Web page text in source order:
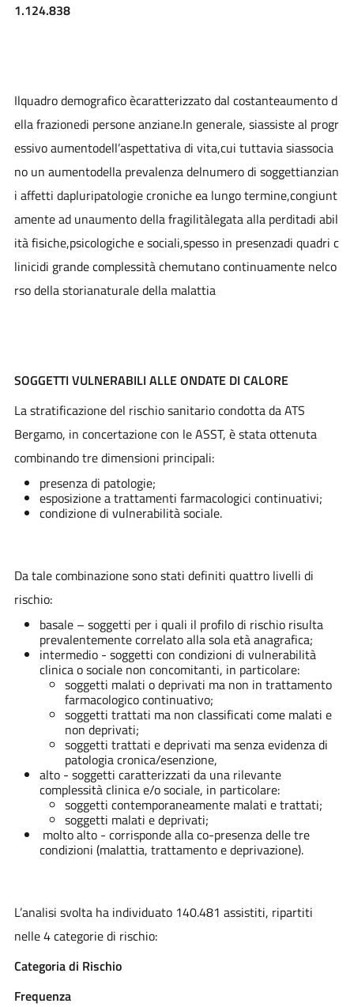
1.124.838
Ilquadro demografico ècaratterizzato dal costanteaumento d
ella frazionedi persone anziane.In generale, siassiste al progr
essivo aumentodell’aspettativa di vita,cui tuttavia siassocia
no un aumentodella prevalenza delnumero di soggettianzian
i affetti dapluripatologie croniche ea lungo termine,congiunt
amente ad unaumento della fragilitàlegata alla perditadi abil
ità fisiche,psicologiche e sociali,spesso in presenzadi quadri c
linicidi grande complessità chemutano continuamente nelco
rso della storianaturale della malattia
SOGGETTI VULNERABILI ALLE ONDATE DI CALORE
La stratificazione del rischio sanitario condotta da ATS
Bergamo, in concertazione con le ASST, è stata ottenuta
combinando tre dimensioni principali:
presenza di patologie;
esposizione a trattamenti farmacologici continuativi;
condizione di vulnerabilità sociale.
Da tale combinazione sono stati definiti quattro livelli di
rischio:
basale – soggetti per i quali il profilo di rischio risulta
prevalentemente correlato alla sola età anagrafica;
intermedio - soggetti con condizioni di vulnerabilità
clinica o sociale non concomitanti, in particolare:
soggetti malati o deprivati ma non in trattamento
farmacologico continuativo;
soggetti trattati ma non classificati come malati e
non deprivati;
soggetti trattati e deprivati ma senza evidenza di
patologia cronica/esenzione,
alto - soggetti caratterizzati da una rilevante
complessità clinica e/o sociale, in particolare:
soggetti contemporaneamente malati e trattati;
soggetti malati e deprivati;
molto alto - corrisponde alla co-presenza delle tre
condizioni (malattia, trattamento e deprivazione).
L’analisi svolta ha individuato 140.481 assistiti, ripartiti
nelle 4 categorie di rischio:
Categoria di Rischio
Frequenza